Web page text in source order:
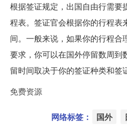
根据签证规定，出国自由行需要
程表。签证官会根据你的行程表
间。一般来说，如果你的行程合
要求，你可以在国外停留数周到
留时间取决于你的签证种类和签
免费资源
网络标签： 国外